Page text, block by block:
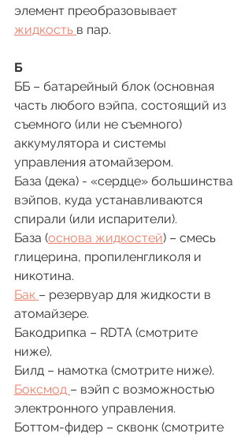
элемент преобразовывает
жидкость в пар.
Б
ББ – батарейный блок (основная
часть любого вэйпа, состоящий из
съемного (или не съемного)
аккумулятора и системы
управления атомайзером.
База (дека) - «сердце» большинства
вэйпов, куда устанавливаются
спирали (или испарители).
База (основа жидкостей) – смесь
глицерина, пропиленгликоля и
никотина.
Бак – резервуар для жидкости в
атомайзере.
Бакодрипка – RDTA (смотрите
ниже).
Билд – намотка (смотрите ниже).
Боксмод – вэйп с возможностью
электронного управления.
Боттом-фидер – сквонк (смотрите